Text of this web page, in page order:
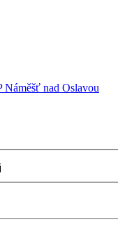
Náměšť nad Oslavou